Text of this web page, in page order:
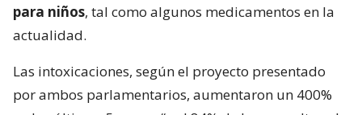
para niños, tal como algunos medicamentos en la
actualidad.
Las intoxicaciones, según el proyecto presentado
por ambos parlamentarios, aumentaron un 400%